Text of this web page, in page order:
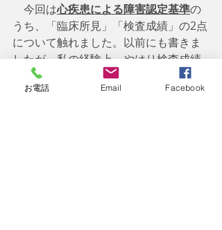
今回は心疾患による障害認定基準の
うち、「臨床所見」「検査成績」の2点
について触れました。以前にも書きま
したが、私の経験上、やはり検査成績
のような数値化される診断書の項目
は、審査側から非常に重要視されてい
お電話 Email Facebook